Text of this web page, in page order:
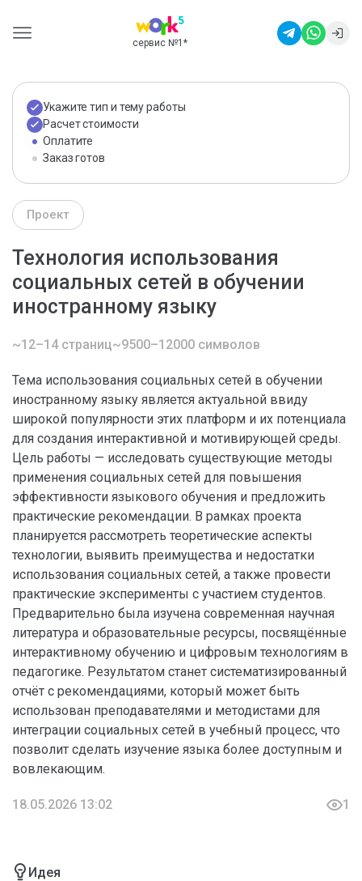
сервис №1 *
Укажите тип и тему работы
Расчет стоимости
Оплатите
Заказ готов
Проект
Технология использования
социальных сетей в обучении
иностранному языку
~12–14 страниц~9500–12000 символов
Тема использования социальных сетей в обучении
иностранному языку является актуальной ввиду
широкой популярности этих платформ и их потенциала
для создания интерактивной и мотивирующей среды.
Цель работы — исследовать существующие методы
применения социальных сетей для повышения
эффективности языкового обучения и предложить
практические рекомендации. В рамках проекта
планируется рассмотреть теоретические аспекты
технологии, выявить преимущества и недостатки
использования социальных сетей, а также провести
практические эксперименты с участием студентов.
Предварительно была изучена современная научная
литература и образовательные ресурсы, посвящённые
интерактивному обучению и цифровым технологиям в
педагогике. Результатом станет систематизированный
отчёт с рекомендациями, который может быть
использован преподавателями и методистами для
интеграции социальных сетей в учебный процесс, что
позволит сделать изучение языка более доступным и
вовлекающим.
18.05.2026 13:02 1
Идея